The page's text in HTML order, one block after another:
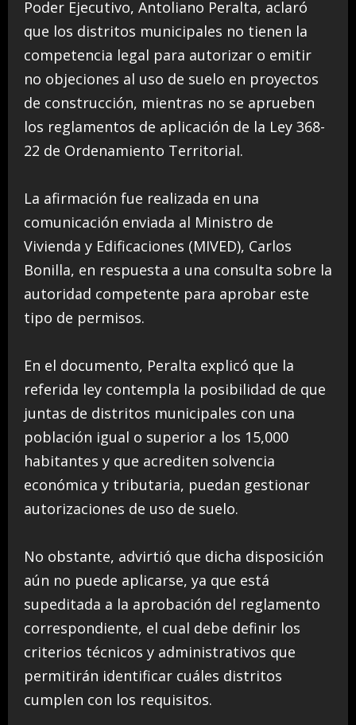
Poder Ejecutivo, Antoliano Peralta, aclaró
que los distritos municipales no tienen la
competencia legal para autorizar o emitir
no objeciones al uso de suelo en proyectos
de construcción, mientras no se aprueben
los reglamentos de aplicación de la Ley 368-
22 de Ordenamiento Territorial.
La afirmación fue realizada en una
comunicación enviada al Ministro de
Vivienda y Edificaciones (MIVED), Carlos
Bonilla, en respuesta a una consulta sobre la
autoridad competente para aprobar este
tipo de permisos.
En el documento, Peralta explicó que la
referida ley contempla la posibilidad de que
juntas de distritos municipales con una
población igual o superior a los 15,000
habitantes y que acrediten solvencia
económica y tributaria, puedan gestionar
autorizaciones de uso de suelo.
No obstante, advirtió que dicha disposición
aún no puede aplicarse, ya que está
supeditada a la aprobación del reglamento
correspondiente, el cual debe definir los
criterios técnicos y administrativos que
permitirán identificar cuáles distritos
cumplen con los requisitos.